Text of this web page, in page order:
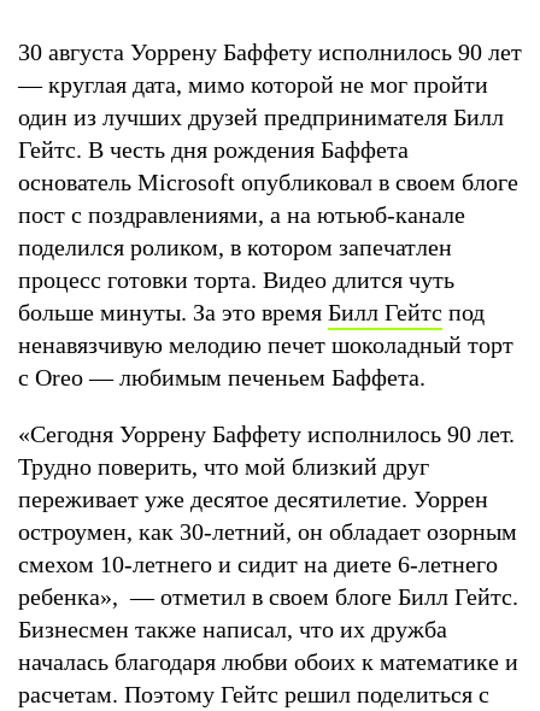
30 августа Уоррену Баффету исполнилось 90 лет
— круглая дата, мимо которой не мог пройти
один из лучших друзей предпринимателя Билл
Гейтс. В честь дня рождения Баффета
основатель Microsoft опубликовал в своем блоге
пост с поздравлениями, а на ютьюб-канале
поделился роликом, в котором запечатлен
процесс готовки торта. Видео длится чуть
больше минуты. За это время Билл Гейтс под
ненавязчивую мелодию печет шоколадный торт
с Oreo — любимым печеньем Баффета.
«Сегодня Уоррену Баффету исполнилось 90 лет.
Трудно поверить, что мой близкий друг
переживает уже десятое десятилетие. Уоррен
остроумен, как 30-летний, он обладает озорным
смехом 10-летнего и сидит на диете 6-летнего
ребенка», — отметил в своем блоге Билл Гейтс.
Бизнесмен также написал, что их дружба
началась благодаря любви обоих к математике и
расчетам. Поэтому Гейтс решил поделиться с